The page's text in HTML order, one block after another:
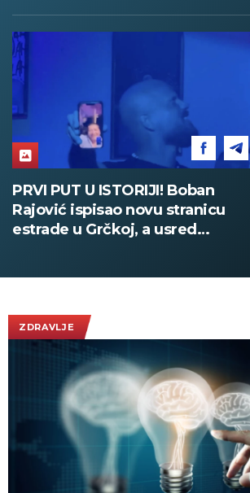
UČENICI SE SAKRILI ISPOD
KLUPA DOK JE VRŠNJAK PUCAO:
Jezivi snimci iz škole na Tajlandu
ZDRAVLJE